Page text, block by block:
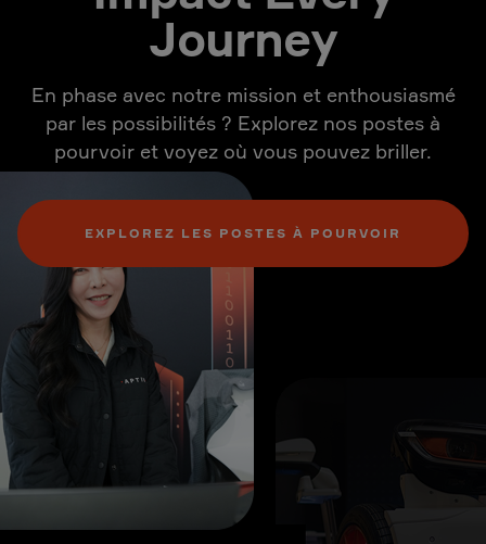
Journey
En phase avec notre mission et enthousiasmé
par les possibilités ? Explorez nos postes à
pourvoir et voyez où vous pouvez briller.
EXPLOREZ LES POSTES À POURVOIR